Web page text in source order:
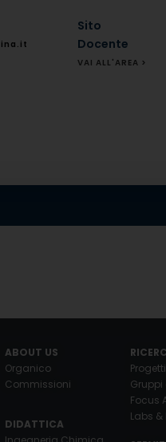
Sito
Docente
VAI ALL'AREA >
ABOUT US
Organico
Commissioni
DIDATTICA
Progetti
Focus
Labs